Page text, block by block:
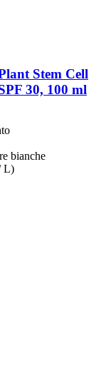
Stem Cell
30, 100 ml
bianche
L)